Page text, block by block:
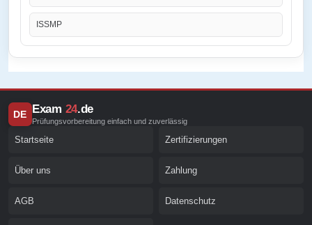
ISSMP
DE Exam 24.de
Prüfungsvorbereitung einfach und zuverlässig
Startseite Zertifizierungen
Über uns Zahlung
AGB Datenschutz